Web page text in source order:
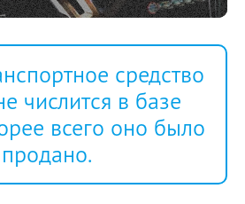
средство
числится в базе
всего оно было
продано.